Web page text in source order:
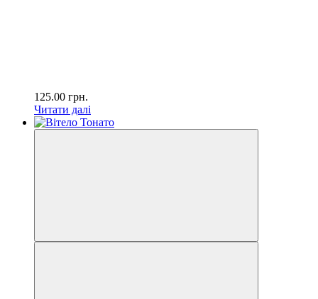
125.00 грн.
Читати далі